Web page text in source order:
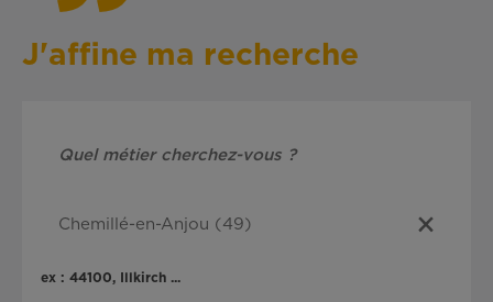
J'affine ma recherche
ex : 44100, Illkirch ...